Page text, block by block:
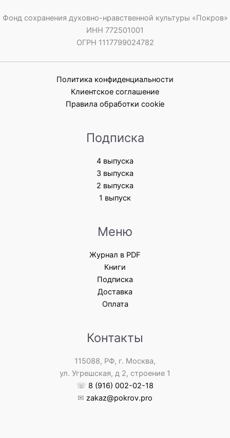
Фонд сохранения духовно-нравственной культуры «Покров»
ИНН 772501001
ОГРН 1117799024782
Политика конфиденциальности
Клиентское соглашение
Правила обработки cookie
Подписка
4 выпуска
3 выпуска
2 выпуска
1 выпуск
Меню
Журнал в PDF
Книги
Подписка
Доставка
Оплата
Контакты
115088, РФ, г. Москва,
ул. Угрешская, д 2, строение 1
☏ 8 (916) 002-02-18
✉ zakaz@pokrov.pro